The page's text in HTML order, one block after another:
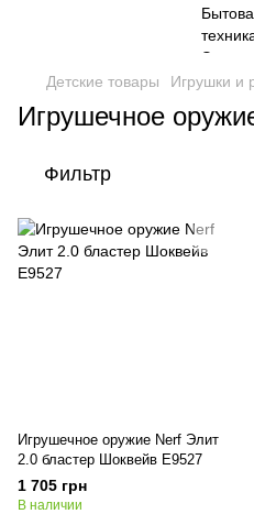
Детские товары Игрушки и
Игрушечное
Фильтр
Игрушечное оружие Nerf Элит
2.0 бластер Шоквейв E9527
1 705 грн
В наличии